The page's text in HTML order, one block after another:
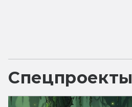
Спецпроекты